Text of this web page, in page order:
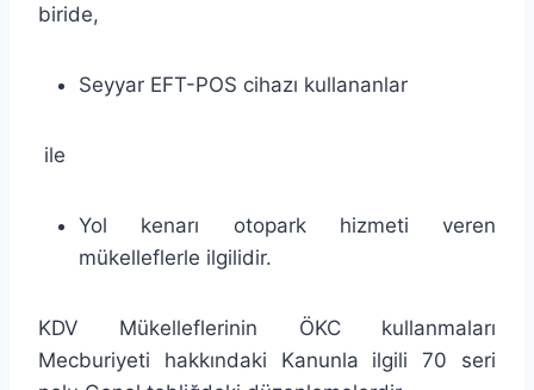
biride,
Seyyar EFT-POS cihazı kullananlar
ile
Yol kenarı otopark hizmeti veren
mükelleflerle ilgilidir.
KDV Mükelleflerinin ÖKC kullanmaları
Mecburiyeti hakkındaki Kanunla ilgili 70 seri